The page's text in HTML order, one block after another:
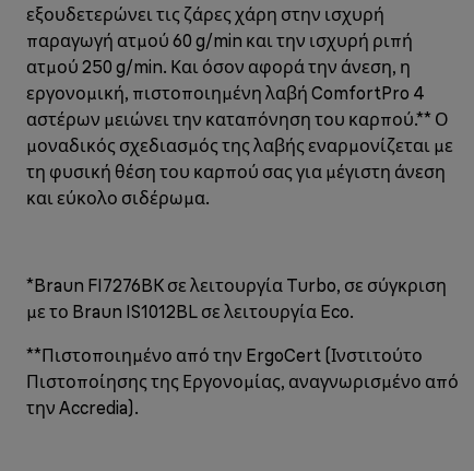
εξουδετερώνει τις ζάρες χάρη στην ισχυρή
παραγωγή ατμού 60 g/min και την ισχυρή ριπή
ατμού 250 g/min. Και όσον αφορά την άνεση, η
εργονομική, πιστοποιημένη λαβή ComfortPro 4
αστέρων μειώνει την καταπόνηση του καρπού.** Ο
μοναδικός σχεδιασμός της λαβής εναρμονίζεται με
τη φυσική θέση του καρπού σας για μέγιστη άνεση
και εύκολο σιδέρωμα.
*Braun FI7276BK σε λειτουργία Turbo, σε σύγκριση
με το Braun IS1012BL σε λειτουργία Eco.
**Πιστοποιημένο από την ErgoCert (Ινστιτούτο
Πιστοποίησης της Εργονομίας, αναγνωρισμένο από
την Accredia).